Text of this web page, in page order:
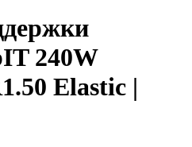
240W
Elastic |